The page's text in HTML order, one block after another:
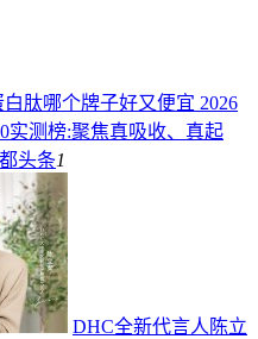
白肽哪个牌子好又便宜 2026
实测榜:聚焦真吸收、真起
头条1
DHC全新代言人陈立